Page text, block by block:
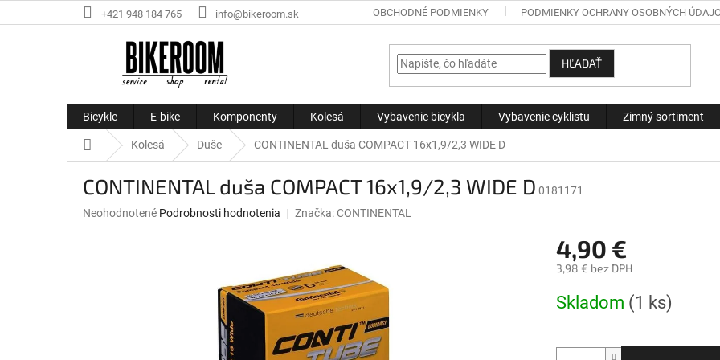
na
+421 948 184 765 info@bikeroom.sk OBCHODNÉ PODMIENKY PODMIENKY OCHRANY OSOBNÝCH
HĽADAŤ
Bicykle E-bike Komponenty Kolesá Vybavenie bicykla Vybavenie cyklistu Zimný sortiment
DomovKolesá Duše CONTINENTAL duša COMPACT 16x1,9/2,3 WIDE D
CONTINENTAL duša COMPACT 16x1,9/2,3 WIDE D 0181171
Priemerné
Neohodnotené Podrobnosti hodnotenia Značka:CONTINENTAL
4,90 €
3,98 € bez DPH
cena:
Skladom (1 ks)